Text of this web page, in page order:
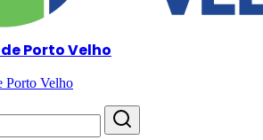
Porto Velho
Porto Velho